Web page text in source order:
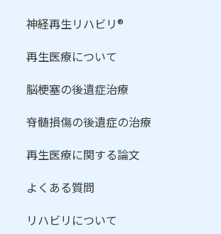
神経再生リハビリ®
再生医療について
脳梗塞の後遺症治療
脊髄損傷の後遺症の治療
再生医療に関する論文
よくある質問
リハビリについて